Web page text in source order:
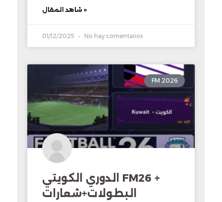
شاهد المقال »
01/12/2025 No hay comentarios
FM 2026
الدوري الكويتي FM26 +
البطولات+شعارات